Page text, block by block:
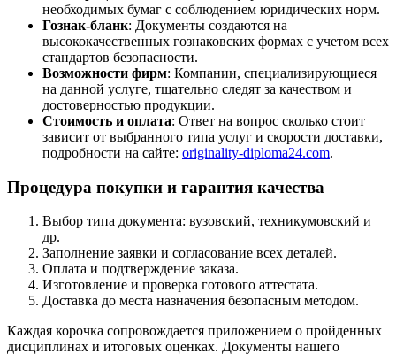
необходимых бумаг с соблюдением юридических норм.
Гознак-бланк: Документы создаются на
высококачественных гознаковских формах с учетом всех
стандартов безопасности.
Возможности фирм: Компании, специализирующиеся
на данной услуге, тщательно следят за качеством и
достоверностью продукции.
Стоимость и оплата: Ответ на вопрос сколько стоит
зависит от выбранного типа услуг и скорости доставки,
подробности на сайте: originality-diploma24.com.
Процедура покупки и гарантия качества
Выбор типа документа: вузовский, техникумовский и
др.
Заполнение заявки и согласование всех деталей.
Оплата и подтверждение заказа.
Изготовление и проверка готового аттестата.
Доставка до места назначения безопасным методом.
Каждая корочка сопровождается приложением о пройденных
дисциплинах и итоговых оценках. Документы нашего